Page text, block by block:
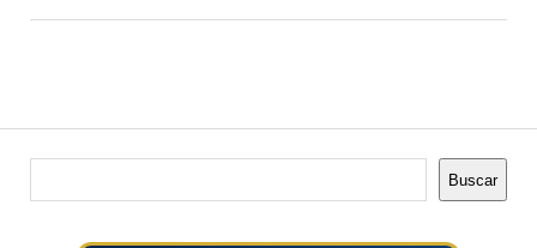
Buscar